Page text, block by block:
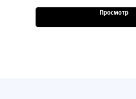
Просмотр